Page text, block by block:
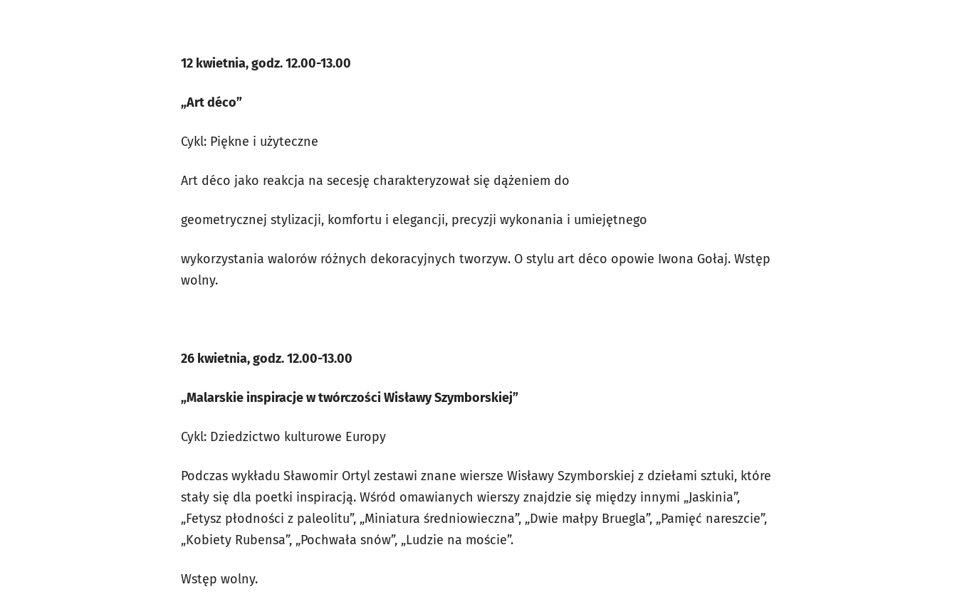
12 kwietnia, godz. 12.00-13.00
„Art déco”
Cykl: Piękne i użyteczne
Art déco jako reakcja na secesję charakteryzował się dążeniem do
geometrycznej stylizacji, komfortu i elegancji, precyzji wykonania i umiejętnego
wykorzystania walorów różnych dekoracyjnych tworzyw. O stylu art déco opowie Iwona Gołaj. Wstęp
wolny.
26 kwietnia, godz. 12.00-13.00
„Malarskie inspiracje w twórczości Wisławy Szymborskiej”
Cykl: Dziedzictwo kulturowe Europy
Podczas wykładu Sławomir Ortyl zestawi znane wiersze Wisławy Szymborskiej z dziełami sztuki, które
stały się dla poetki inspiracją. Wśród omawianych wierszy znajdzie się między innymi „Jaskinia”,
„Fetysz płodności z paleolitu”, „Miniatura średniowieczna”, „Dwie małpy Bruegla”, „Pamięć nareszcie”,
„Kobiety Rubensa”, „Pochwała snów”, „Ludzie na moście”.
Wstęp wolny.